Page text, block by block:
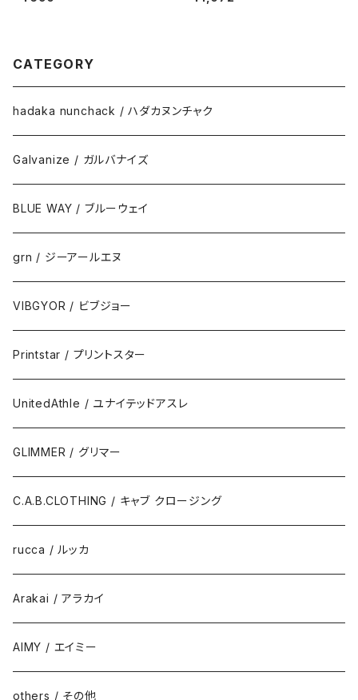
ゃれ 重ね着 インナー ハイクオ
状安定 厚手 ポケット 春 夏 父
CATEGORY
hadaka nunchack / ハダカヌンチャク
Galvanize / ガルバナイズ
BLUE WAY / ブルーウェイ
grn / ジーアールエヌ
VIBGYOR / ビブジョー
Printstar / プリントスター
UnitedAthle / ユナイテッドアスレ
GLIMMER / グリマー
C.A.B.CLOTHING / キャブ クロージング
rucca / ルッカ
Arakai / アラカイ
AIMY / エイミー
others / その他